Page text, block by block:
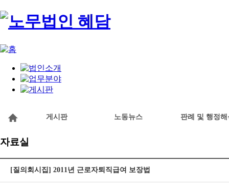
게시판 노동뉴스 판례 및 행정해
자료실
[질의회시집] 2011년 근로자퇴직급여 보장법